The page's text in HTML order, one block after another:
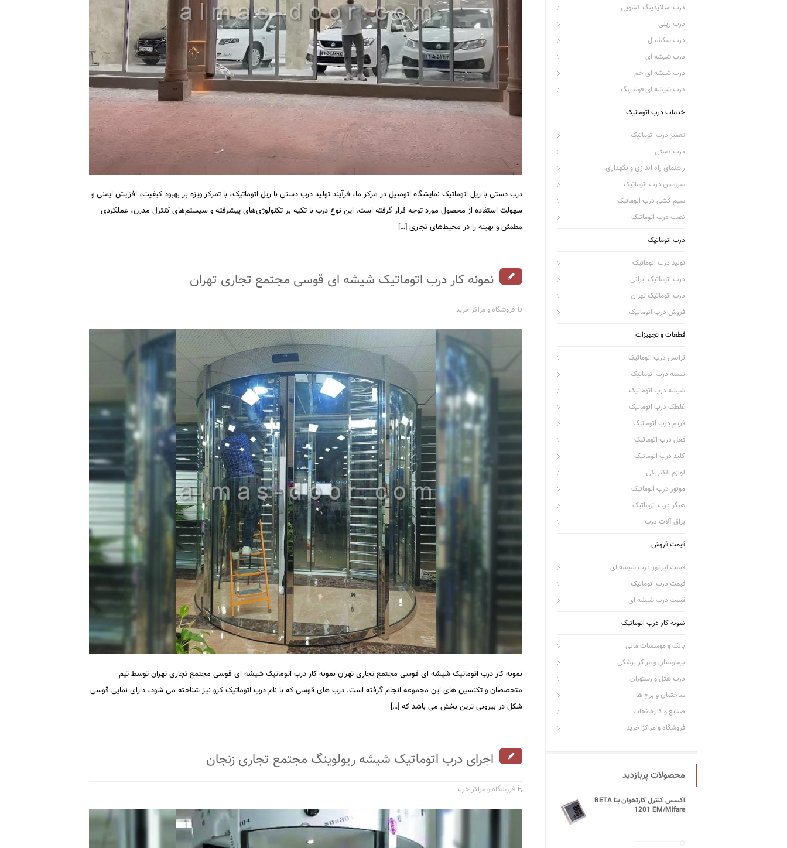
درب دستی با ریل اتوماتیک نمایشگاه اتومبیل در مرکز ما، فرآیند تولید درب دستی با ریل اتوماتیک، با تمرکز ویژه بر بهبود کیفیت، افزایش ایمنی و
سهولت استفاده از محصول مورد توجه قرار گرفته است. این نوع درب با تکیه بر تکنولوژی‌های پیشرفته و سیستم‌های کنترل مدرن، عملکردی
مطمئن و بهینه را در محیط‌های تجاری […]
نمونه کار درب اتوماتیک شیشه ای قوسی مجتمع تجاری تهران
فروشگاه و مراکز خرید
نمونه کار درب اتوماتیک شیشه ای قوسی مجتمع تجاری تهران نمونه کار درب اتوماتیک شیشه ای قوسی مجتمع تجاری تهران توسط تیم
متخصصان و تکنسین های این مجموعه انجام گرفته است. درب های قوسی که با نام درب اتوماتیک کرو نیز شناخته می شود، دارای نمایی قوسی
شکل در بیرونی ترین بخش می باشد که […]
اجرای درب اتوماتیک شیشه ریولوینگ مجتمع تجاری زنجان
فروشگاه و مراکز خرید
درب اسلایدینگ کشویی
درب ریلی
درب سکشنال
درب شیشه ای
درب شیشه ای خم
درب شیشه ای فولدینگ
خدمات درب اتوماتیک
تعمیر درب اتوماتیک
درب دستی
راهنمای راه اندازی و نگهداری
سرویس درب اتوماتیک
سیم کشی درب اتوماتیک
نصب درب اتوماتیک
درب اتوماتیک
تولید درب اتوماتیک
درب اتوماتیک ایرانی
درب اتوماتیک تهران
فروش درب اتوماتیک
قطعات و تجهیزات
ترانس درب اتوماتیک
تسمه درب اتوماتیک
شیشه درب اتوماتیک
غلطک درب اتوماتیک
فریم درب اتوماتیک
قفل درب اتوماتیک
کلید درب اتوماتیک
لوازم الکتریکی
موتور درب اتوماتیک
هنگر درب اتوماتیک
یراق آلات درب
قیمت فروش
قیمت اپراتور درب شیشه ای
قیمت درب اتوماتیک
قیمت درب شیشه ای
نمونه کار درب اتوماتیک
بانک و موسسات مالی
بیمارستان و مراکز پزشکی
درب هتل و رستوران
ساختمان و برج ها
صنایع و کارخانجات
فروشگاه و مراکز خرید
محصولات پربازدید
اکسس کنترل کارتخوان بتا BETA
1201 EM/Mifare